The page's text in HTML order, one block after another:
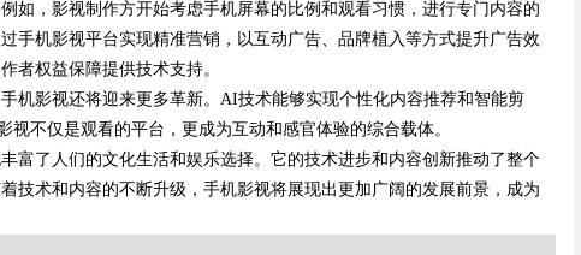
如，影视制作方开始考虑手机屏幕的比例和观看习惯，进行专门内容的
手机影视平台实现精准营销，以互动广告、品牌植入等方式提升广告效
者权益保障提供技术支持。
机影视还将迎来更多革新。AI技术能够实现个性化内容推荐和智能剪
不仅是观看的平台，更成为互动和感官体验的综合载体。
富了人们的文化生活和娱乐选择。它的技术进步和内容创新推动了整个
技术和内容的不断升级，手机影视将展现出更加广阔的发展前景，成为